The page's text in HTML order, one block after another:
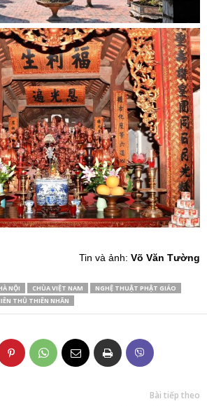
Tin và ảnh: Võ Văn Tường
NỘI CHÙA VIỆT NAM
NGHỆ THUẬT PHẬT GIÁO
THỦ THIÊN NHÃN
Bài tiếp theo